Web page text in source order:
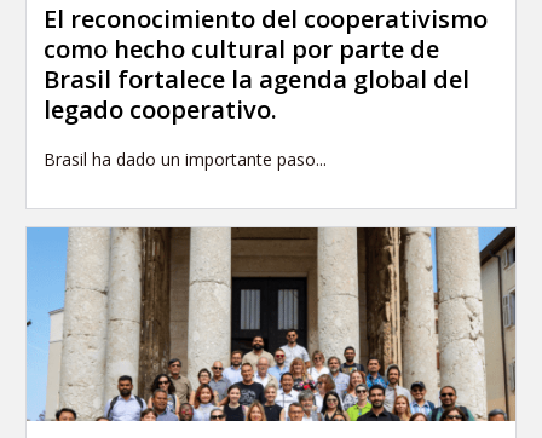
El reconocimiento del cooperativismo
como hecho cultural por parte de
Brasil fortalece la agenda global del
legado cooperativo.
Brasil ha dado un importante paso...